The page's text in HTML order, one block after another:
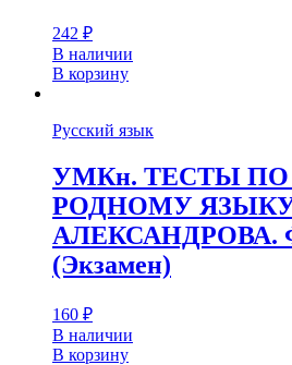
242 ₽
В наличии
В корзину
Русский язык
УМКн. ТЕСТЫ
РОДНОМУ ЯЗЫКУ
(Экзамен)
160 ₽
В наличии
В корзину